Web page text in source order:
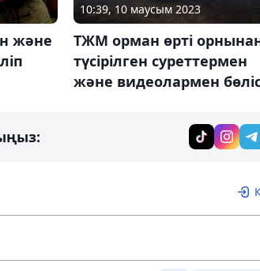
және
10:39, 10 маусым 2023
ТЖМ орман өрті
түсірілген суреттермен
және видеолармен